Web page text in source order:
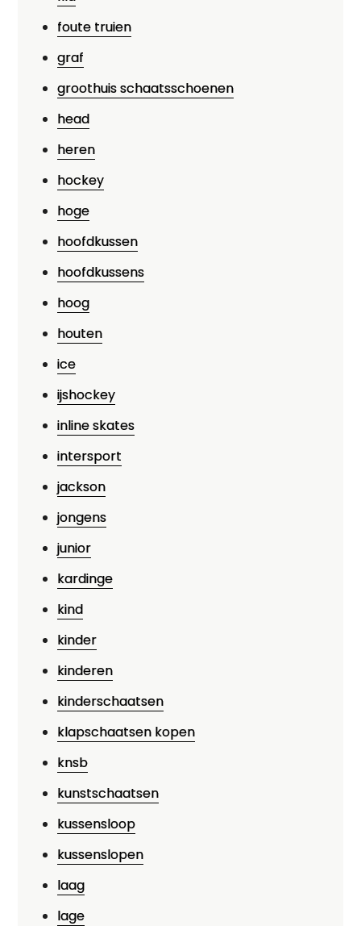
foute truien
graf
groothuis schaatsschoenen
head
heren
hockey
hoge
hoofdkussen
hoofdkussens
hoog
houten
ice
ijshockey
inline skates
intersport
jackson
jongens
junior
kardinge
kind
kinder
kinderen
kinderschaatsen
klapschaatsen kopen
knsb
kunstschaatsen
kussensloop
kussenslopen
laag
lage